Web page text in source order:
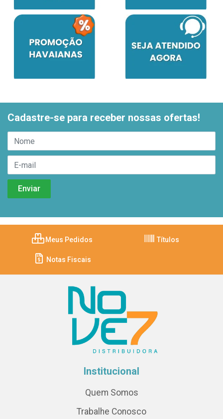
Cadastre-se para receber nossas ofertas!
Meus Pedidos Títulos
Notas Fiscais
Institucional
Quem Somos
Trabalhe Conosco